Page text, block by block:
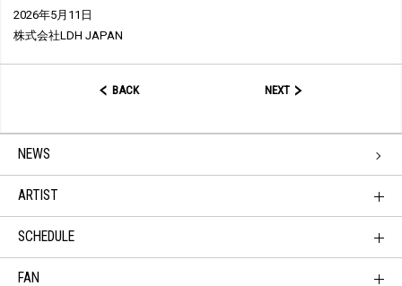
2026年5月11日
株式会社LDH JAPAN
BACK NEXT
NEWS
ARTIST
SCHEDULE
FAN